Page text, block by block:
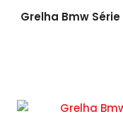
Grelha Bmw Série